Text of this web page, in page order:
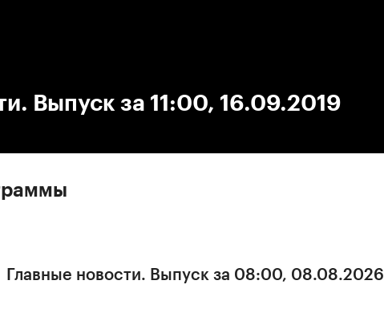
Выпуск за 11:00, 16.09.2019
Главные новости. Выпуск за 08:00, 08.08.2026